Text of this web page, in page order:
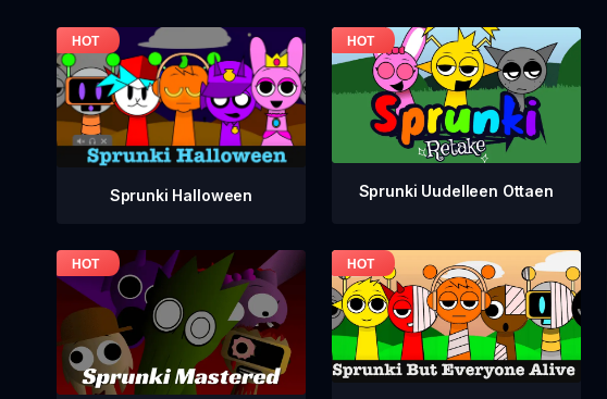
Sprunki Halloween Sprunki Uudelleen Ottaen